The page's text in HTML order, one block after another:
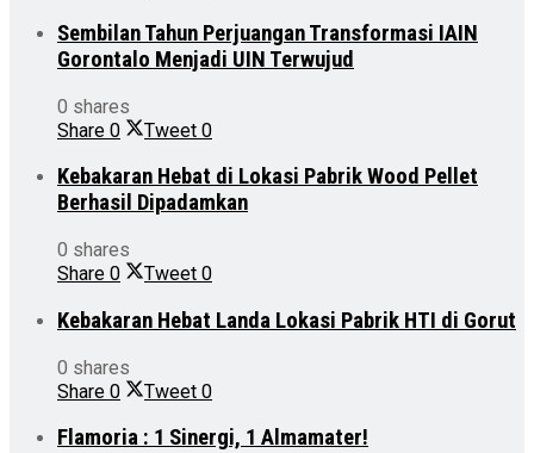
Sembilan Tahun Perjuangan Transformasi IAIN
Gorontalo Menjadi UIN Terwujud
0 shares
Share 0 Tweet 0
Kebakaran Hebat di Lokasi Pabrik Wood Pellet
Berhasil Dipadamkan
0 shares
Share 0 Tweet 0
Kebakaran Hebat Landa Lokasi Pabrik HTI di Gorut
0 shares
Share 0 Tweet 0
Flamoria : 1 Sinergi, 1 Almamater!